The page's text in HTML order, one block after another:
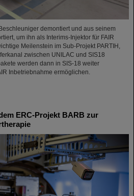
demontiert und aus seinem
um ihn als Interims-Injektor für FAIR
Meilenstein im Sub-Projekt PARTIH,
zwischen UNILAC und SIS18
werden dann in SIS-18 weiter
Inbetriebnahme ermöglichen.
ERC-Projekt BARB zur